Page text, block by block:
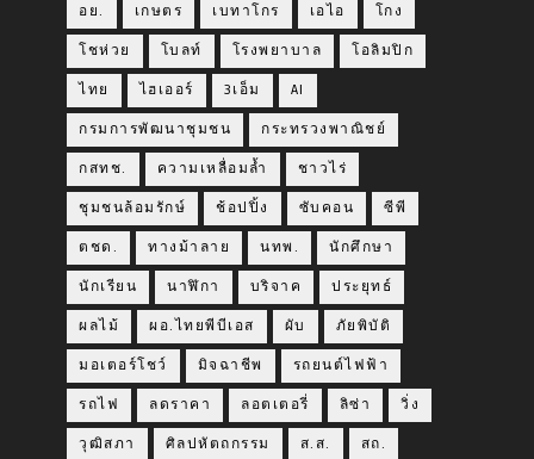
อย. เกษตร เบทาโกร เอไอ โกง
โชห่วย โบลท์ โรงพยาบาล โอลิมปิก
ไทย ไฮเออร์ 3เอ็ม AI
กรมการพัฒนาชุมชน กระทรวงพาณิชย์
กสทช. ความเหลื่อมล้ำ ชาวไร่
ชุมชนล้อมรักษ์ ช้อปปิ้ง ซับคอน ซีพี
ตชด. ทางม้าลาย นทพ. นักศึกษา
นักเรียน นาฬิกา บริจาค ประยุทธ์
ผลไม้ ผอ.ไทยพีบีเอส ผับ ภัยพิบัติ
มอเตอร์โชว์ มิจฉาชีพ รถยนต์ไฟฟ้า
รถไฟ ลดราคา ลอตเตอรี่ ลิซ่า วิ่ง
วุฒิสภา ศิลปหัตถกรรม ส.ส. สถ.